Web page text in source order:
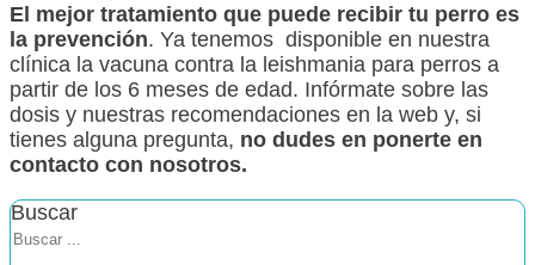
El mejor tratamiento que puede recibir tu perro es
la prevención. Ya tenemos disponible en nuestra
clínica la vacuna contra la leishmania para perros a
partir de los 6 meses de edad. Infórmate sobre las
dosis y nuestras recomendaciones en la web y, si
tienes alguna pregunta, no dudes en ponerte en
contacto con nosotros.
Buscar